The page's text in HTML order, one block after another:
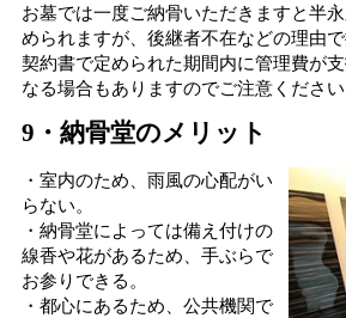
お墓では一度ご納骨いただきますと半
められますが、後継者不在などの理由
契約書で定められた期間内に管理費が
なる場合もありますのでご注意ください
9・納骨堂のメリット
・室内のため、雨風の心配がい
らない。
・納骨堂によっては備え付けの
線香や花があるため、手ぶらで
お参りできる。
・都心にあるため、公共機関で